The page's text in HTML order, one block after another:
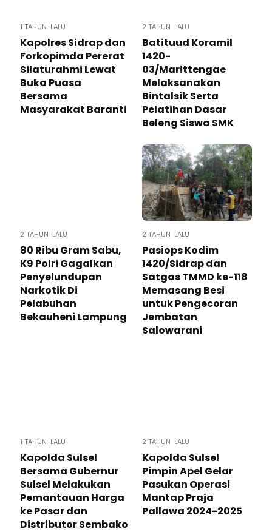
1 TAHUN LALU
Kapolres Sidrap dan
Forkopimda Pererat
Silaturahmi Lewat
Buka Puasa
Bersama
Masyarakat Baranti
2 TAHUN LALU
Batituud Koramil
1420-
03/Marittengae
Melaksanakan
Bintalsik Serta
Pelatihan Dasar
Beleng Siswa SMK
2 TAHUN LALU
80 Ribu Gram Sabu,
K9 Polri Gagalkan
Penyelundupan
Narkotik Di
Pelabuhan
Bekauheni Lampung
2 TAHUN LALU
Pasiops Kodim
1420/Sidrap dan
Satgas TMMD ke-118
Memasang Besi
untuk Pengecoran
Jembatan
Salowarani
1 TAHUN LALU
Kapolda Sulsel
Bersama Gubernur
Sulsel Melakukan
Pemantauan Harga
ke Pasar dan
Distributor Sembako
2 TAHUN LALU
Kapolda Sulsel
Pimpin Apel Gelar
Pasukan Operasi
Mantap Praja
Pallawa 2024-2025